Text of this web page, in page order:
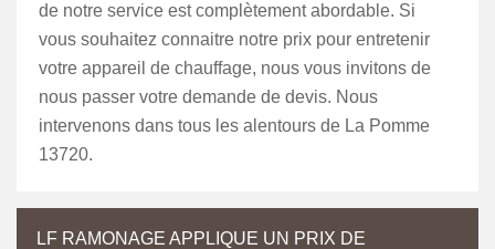
de notre service est complètement abordable. Si
vous souhaitez connaitre notre prix pour entretenir
votre appareil de chauffage, nous vous invitons de
nous passer votre demande de devis. Nous
intervenons dans tous les alentours de La Pomme
13720.
LF RAMONAGE APPLIQUE UN PRIX DE